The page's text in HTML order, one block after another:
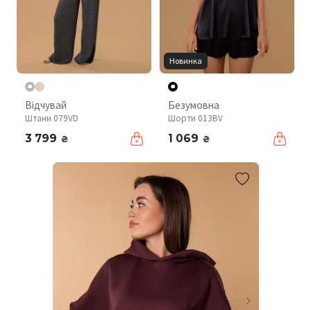
Відчувай
Штани 079VD
3 799 ₴
Новинка
Безумовна
Шорти 013BV
1 069 ₴